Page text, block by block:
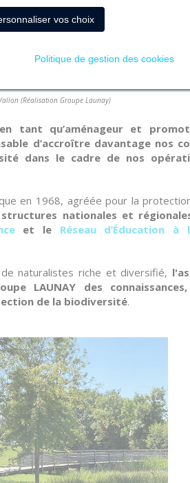
Vallon (Réalisation Groupe Launay)
tant qu’aménageur et
d’accroître davantage nos
dans le cadre de nos
en 1968, agréée pour la
nationales et
et le Réseau d’Éducation à
naturalistes riche et diversifié,
LAUNAY des
de la biodiversité.
vos choix
Politique de gestion des cookies